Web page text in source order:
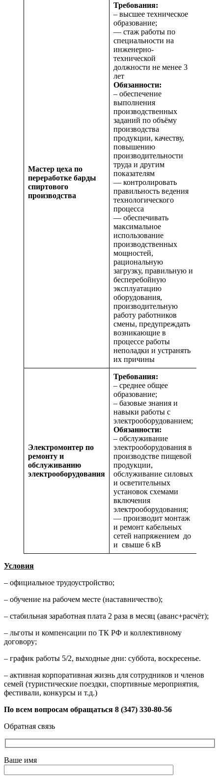
Мастер цеха по
переработке барды
спиртового
производства
Требования:
– высшее техническое
образование;
— стаж работы по
специальности на
инженерно-
технической
должности не менее 3
лет
Обязанности:
– обеспечение
выполнения
производственных
заданий по объёму
производства
продукции, качеству,
повышению
производительности
труда и другим
показателям
— контролировать
правильность ведения
технологического
процесса
— обеспечивать
максимальное
использование
производственных
мощностей,
рациональную
загрузку, правильную и
бесперебойную
эксплуатацию
оборудования,
производительную
работу работников
смены, предупреждать
возникающие в
процессе работы
неполадки и устранять
их причины
Электромонтер по
ремонту и
обслуживанию
электрооборудования
Требования:
– среднее общее
образование;
– базовые знания и
навыки работы с
электрооборудованием;
Обязанности:
– обслуживание
электрооборудования в
производстве пищевой
продукции,
обслуживание силовых
и осветительных
установок схемами
включения
электрооборудования;
— производит монтаж
и ремонт кабельных
сетей напряжением до
и свыше 6 кВ
Условия
– официальное трудоустройство;
– обучение на рабочем месте (наставничество);
– стабильная заработная плата 2 раза в месяц (аванс+расчёт);
– льготы и компенсации по ТК РФ и коллективному
договору;
– график работы 5/2, выходные дни: суббота, воскресенье.
– активная корпоративная жизнь для сотрудников и членов
семей (туристические поездки, спортивные мероприятия,
фестивали, конкурсы и т.д.)
По всем вопросам обращаться 8 (347) 330-80-56
Обратная связь
Ваше имя